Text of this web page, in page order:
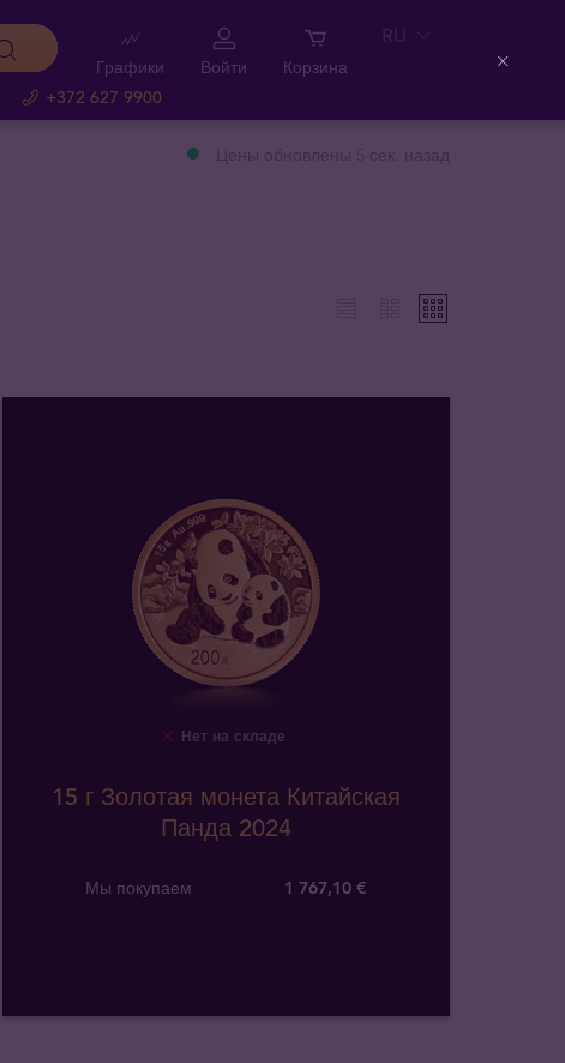
+372 627 9900
Графики Войти Корзина
RU
Нет на складе
15 г Золотая монета Китайская
Панда 2024
Мы покупаем 1 767,10 €
Close